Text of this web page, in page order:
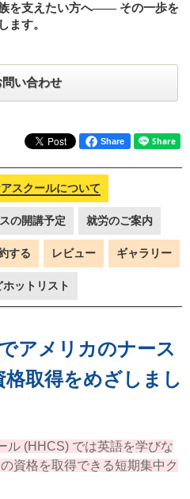
を支えたい方へ―― その一歩を
ます。
問い合わせ
Share
スクールについて
の開講予定 就労のご案内
する レビュー ギャラリー
ホットリスト
アメリカのナース
取得をめざしまし
ル (HHCS) では英語を学びな
資格を取得できる短期集中ク